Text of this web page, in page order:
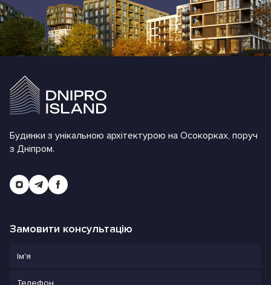
Будинки з унікальною архітектурою на Осокорках, поруч
з Дніпром.
Замовити консультацію